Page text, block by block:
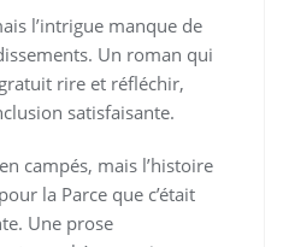
l’intrigue manque de
Un roman qui
rire et réfléchir,
satisfaisante.
campés, mais l’histoire
la Parce que c’était
Une prose